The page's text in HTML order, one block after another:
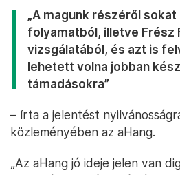
„A magunk részéről
folyamatból, illetve Frész
vizsgálatából, és azt is
lehetett volna jobban
támadásokra”
– írta a jelentést
közleményében az aHang.
„Az aHang jó ideje jelen van